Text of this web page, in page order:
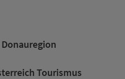
Tourismus